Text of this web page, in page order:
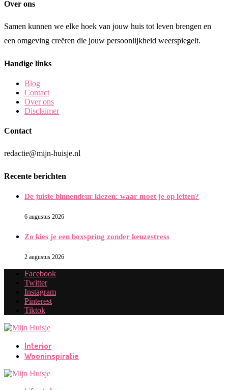
Over ons
Samen kunnen we elke hoek van jouw huis tot leven brengen en
een omgeving creëren die jouw persoonlijkheid weerspiegelt.
Handige links
Blog
Contact
Over ons
Disclaimer
Contact
redactie@mijn-huisje.nl
Recente berichten
De juiste binnendeur kiezen: waar moet je op letten?
6 augustus 2026
Zo kies je een boxspring zonder keuzestress
2 augustus 2026
Facebook
Twitter
Instagram
Pinterest
Tiktok
Interior
Wooninspiratie